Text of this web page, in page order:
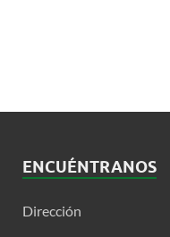
ENCUÉNTRANOS
Dirección